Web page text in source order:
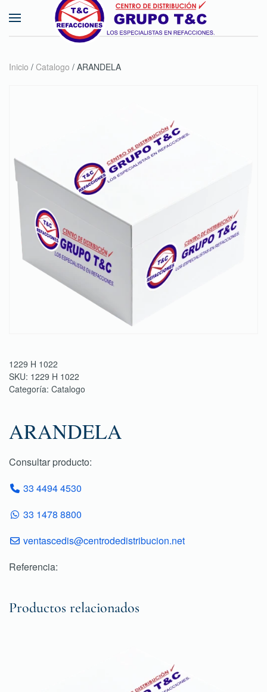
Skip to main content
Inicio / Catalogo / ARANDELA
1229 H 1022
SKU: 1229 H 1022
Categoría: Catalogo
ARANDELA
Consultar producto:
33 4494 4530
33 1478 8800
ventascedis@centrodedistribucion.net
Referencia:
Productos relacionados